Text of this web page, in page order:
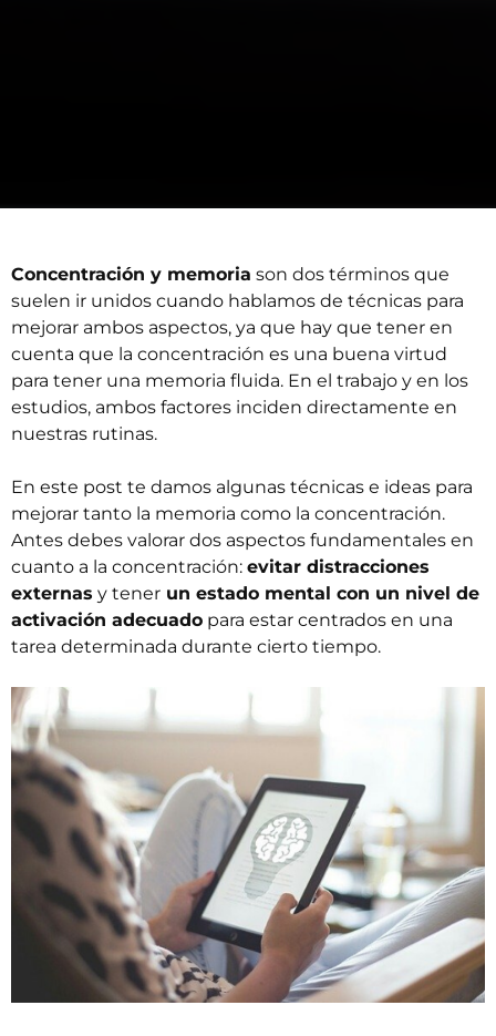
Concentración y memoria son dos términos que
suelen ir unidos cuando hablamos de técnicas para
mejorar ambos aspectos, ya que hay que tener en
cuenta que la concentración es una buena virtud
para tener una memoria fluida. En el trabajo y en los
estudios, ambos factores inciden directamente en
nuestras rutinas.
En este post te damos algunas técnicas e ideas para
mejorar tanto la memoria como la concentración.
Antes debes valorar dos aspectos fundamentales en
cuanto a la concentración: evitar distracciones
externas y tener un estado mental con un nivel de
activación adecuado para estar centrados en una
tarea determinada durante cierto tiempo.